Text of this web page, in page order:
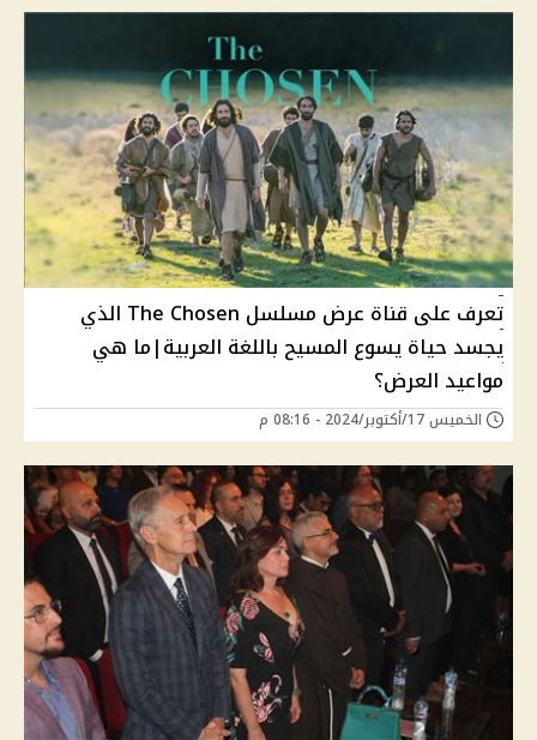
تعرف على قناة عرض مسلسل The Chosen الذي
يجسد حياة يسوع المسيح باللغة العربية|ما هي
مواعيد العرض؟
الخميس 17/أكتوبر/2024 - 08:16 م